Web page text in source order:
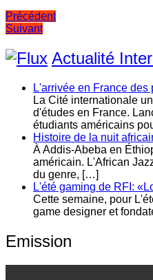
Navigation
de
l’article
Précédent
Suivant
Actualité
L'arrivée en France
La Cité internationale
d'études en France.
étudiants américains
Histoire de la nuit
À Addis-Abeba en
américain. L'African
du genre, […]
L'été gaming de RFI:
Cette semaine, pour
game designer et
Emission